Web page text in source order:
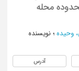
محله
وحیده ؛ نویسنده
آدرس